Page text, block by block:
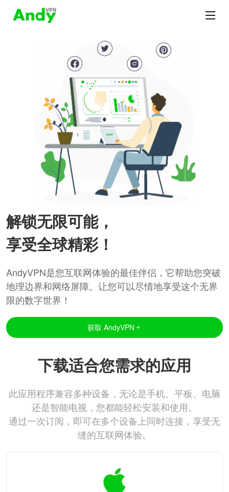
解锁无限可能，
享受全球精彩！
AndyVPN是您互联网体验的最佳伴侣，它帮助您突破
地理边界和网络屏障。让您可以尽情地享受这个无界
限的数字世界！
获取 AndyVPN
下载适合您需求的应用
此应用程序兼容多种设备，无论是手机、平板、电脑
还是智能电视，您都能轻松安装和使用。
通过一次订阅，即可在多个设备上同时连接，享受无
缝的互联网体验。